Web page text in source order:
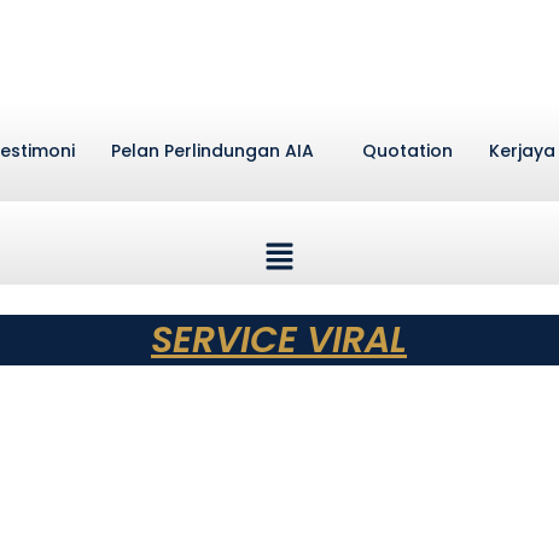
Pelan Perlindungan AIA Quotation Kerjaya
SERVICE VIRAL